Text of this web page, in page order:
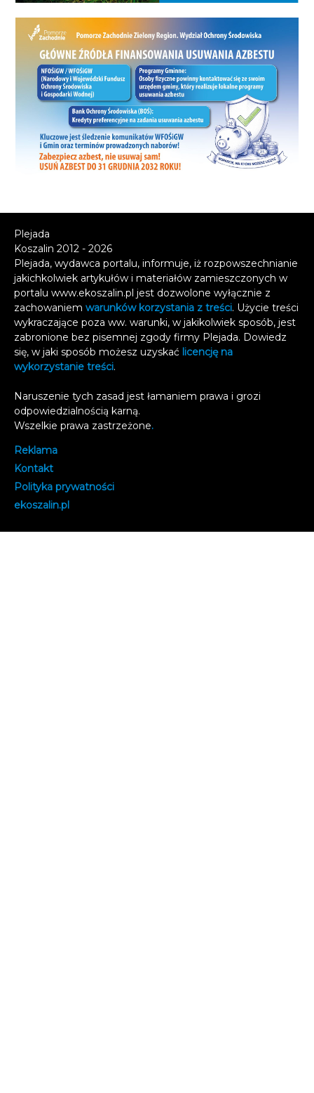
Plejada
Koszalin 2012 - 2026
Plejada, wydawca portalu, informuje, iż rozpowszechnianie
jakichkolwiek artykułów i materiałów zamieszczonych w
portalu www.ekoszalin.pl jest dozwolone wyłącznie z
zachowaniem warunków korzystania z treści. Użycie treści
wykraczające poza ww. warunki, w jakikolwiek sposób, jest
zabronione bez pisemnej zgody firmy Plejada. Dowiedz
się, w jaki sposób możesz uzyskać licencję na
wykorzystanie treści.
Naruszenie tych zasad jest łamaniem prawa i grozi
odpowiedzialnością karną.
Wszelkie prawa zastrzeżone.
Reklama
Kontakt
Polityka prywatności
ekoszalin.pl